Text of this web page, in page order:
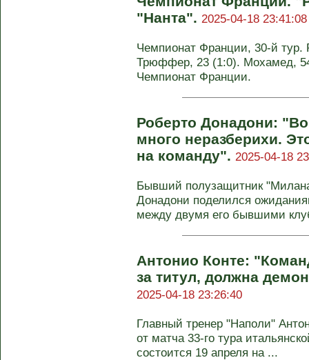
"Нанта". 2025-04-18 23:41:08
Чемпионат Франции, 30-й тур.
Трюффер, 23 (1:0). Мохамед,
Чемпионат Франции.
Роберто Донадони:
много неразберихи.
на команду". 2025-04-18
Бывший полузащитник
Донадони поделился
между двумя его бывшими
Антонио Конте:
за титул, должна
2025-04-18 23:26:40
Главный тренер "Наполи"
от матча 33-го тура
состоится 19 апреля на ...